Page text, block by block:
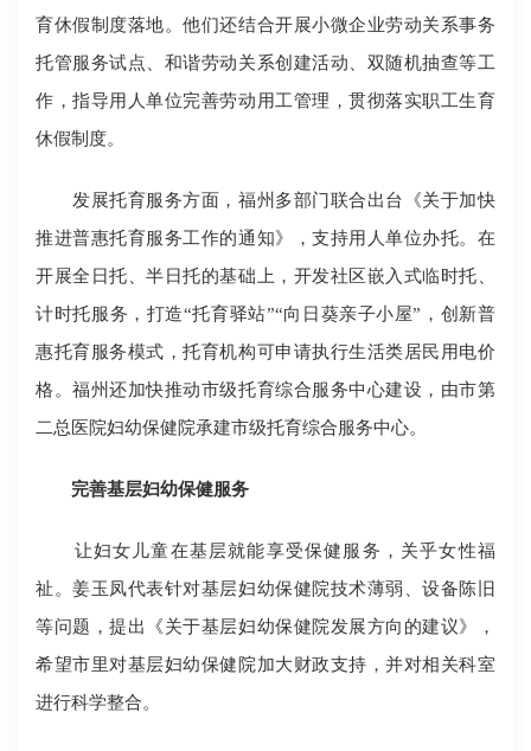
育休假制度落地。他们还结合开展小微企业劳动关系事务
托管服务试点、和谐劳动关系创建活动、双随机抽查等工
作，指导用人单位完善劳动用工管理，贯彻落实职工生育
休假制度。
发展托育服务方面，福州多部门联合出台《关于加快
推进普惠托育服务工作的通知》，支持用人单位办托。在
开展全日托、半日托的基础上，开发社区嵌入式临时托、
计时托服务，打造“托育驿站”“向日葵亲子小屋”，创新普
惠托育服务模式，托育机构可申请执行生活类居民用电价
格。福州还加快推动市级托育综合服务中心建设，由市第
二总医院妇幼保健院承建市级托育综合服务中心。
完善基层妇幼保健服务
让妇女儿童在基层就能享受保健服务，关乎女性福
祉。姜玉凤代表针对基层妇幼保健院技术薄弱、设备陈旧
等问题，提出《关于基层妇幼保健院发展方向的建议》，
希望市里对基层妇幼保健院加大财政支持，并对相关科室
进行科学整合。